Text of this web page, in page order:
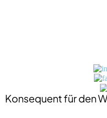
Konsequent für den